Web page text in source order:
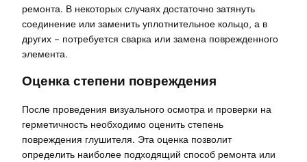
ремонта. В некоторых случаях достаточно затянуть
соединение или заменить уплотнительное кольцо, а в
других – потребуется сварка или замена поврежденного
элемента.
Оценка степени повреждения
После проведения визуального осмотра и проверки на
герметичность необходимо оценить степень
повреждения глушителя. Эта оценка позволит
определить наиболее подходящий способ ремонта или